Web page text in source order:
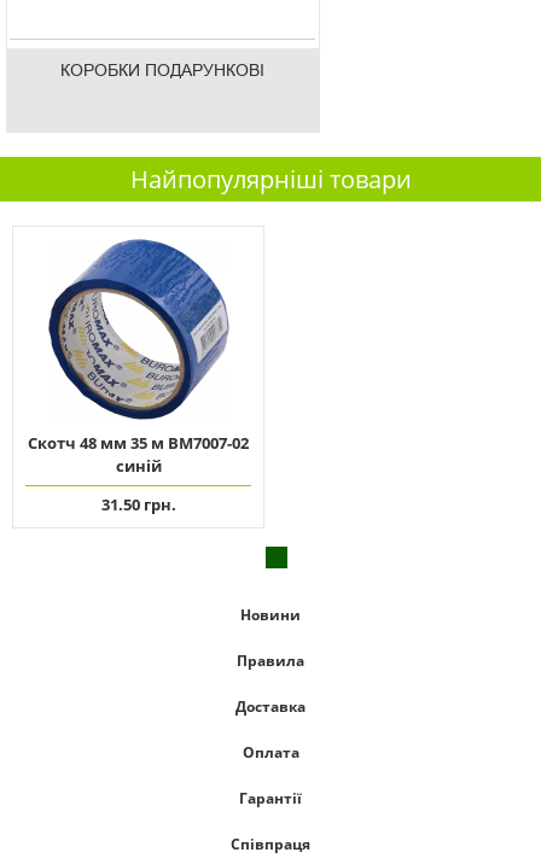
КОРОБКИ ПОДАРУНКОВІ
Найпопулярніші товари
Скотч 48 мм 35 м ВМ7007-02
синій
31.50 грн.
Новини
Правила
Доставка
Оплата
Гарантії
Співпраця